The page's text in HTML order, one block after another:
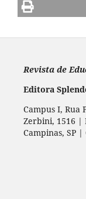
Revista de
Editora
Campus I, Rua
Zerbini, 1516 |
Campinas, SP |